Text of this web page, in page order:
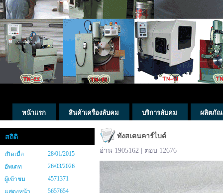
หน้าแรก สินค้าเครื่องลับคม บริการลับคม ผลิตภัณ
สถิติ
เปิดเมื่อ
28/01/2015
อัพเดท
26/03/2026
ผู้เข้าชม
4571371
แสดงหน้า
5657654
ทังสเตนคาร์ไบด์
อ่าน 1905162 | ตอบ 12676